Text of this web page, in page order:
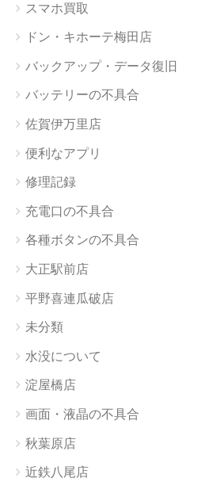
スマホ買取
ドン・キホーテ梅田店
バックアップ・データ復旧
バッテリーの不具合
佐賀伊万里店
便利なアプリ
修理記録
充電口の不具合
各種ボタンの不具合
大正駅前店
平野喜連瓜破店
未分類
水没について
淀屋橋店
画面・液晶の不具合
秋葉原店
近鉄八尾店